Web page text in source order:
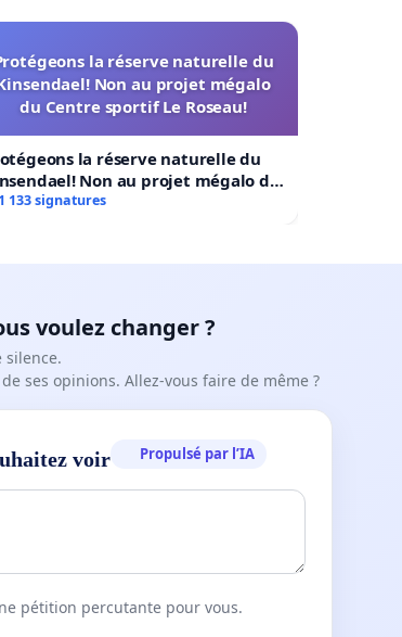
la réserve naturelle du
Non au projet mégalo
du Centre sportif Le Roseau!
la réserve naturelle du
Non au projet mégalo du
sportif Le Roseau!
1 133 signatures
voulez changer ?
silence.
ses opinions. Allez-vous faire de même ?
voir Propulsé par l’IA
pétition percutante pour vous.